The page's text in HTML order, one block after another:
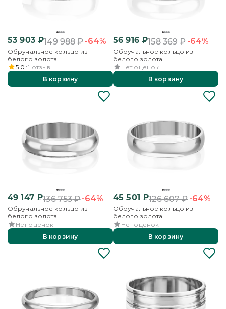
53 903₽149 988₽-64%
Обручальное кольцо из
белого золота
5.0 1 отзыв
В корзину
56 916₽158 369₽-64%
Обручальное кольцо из
белого золота
Нет оценок
В корзину
49 147₽136 753₽-64%
Обручальное кольцо из
белого золота
Нет оценок
В корзину
45 501 ₽126 607₽-64%
Обручальное кольцо из
белого золота
Нет оценок
В корзину